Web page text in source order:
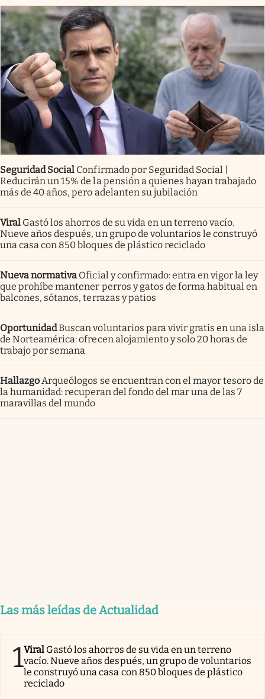
Seguridad Social Confirmado por Seguridad Social |
Reducirán un 15% de la pensión a quienes hayan trabajado
más de 40 años, pero adelanten su jubilación
Viral Gastó los ahorros de su vida en un terreno vacío.
Nueve años después, un grupo de voluntarios le construyó
una casa con 850 bloques de plástico reciclado
Nueva normativa Oficial y confirmado: entra en vigor la ley
que prohíbe mantener perros y gatos de forma habitual en
balcones, sótanos, terrazas y patios
OportunidadBuscan voluntarios para vivir gratis en una isla
de Norteamérica: ofrecen alojamiento y solo 20 horas de
trabajo por semana
Hallazgo Arqueólogos se encuentran con el mayor tesoro de
la humanidad: recuperan del fondo del mar una de las 7
maravillas del mundo
Las más leídas de Actualidad
1Viral Gastó los ahorros de su vida en un terreno
vacío. Nueve años después, un grupo de voluntarios
le construyó una casa con 850 bloques de plástico
reciclado